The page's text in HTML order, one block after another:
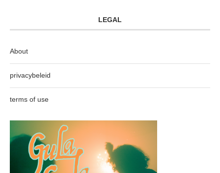
LEGAL
About
privacybeleid
terms of use